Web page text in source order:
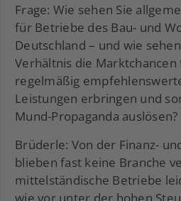
Frage: Wie sehen Sie
für Betriebe des Bau- und
Deutschland – und wie
Verhältnis die
regelmäßig
Leistungen erbringen und
Mund-Propaganda auslösen?
Brüderle: Von der Finanz-
blieben fast keine Branche
mittelständische Betriebe
wie vor unter der hohen